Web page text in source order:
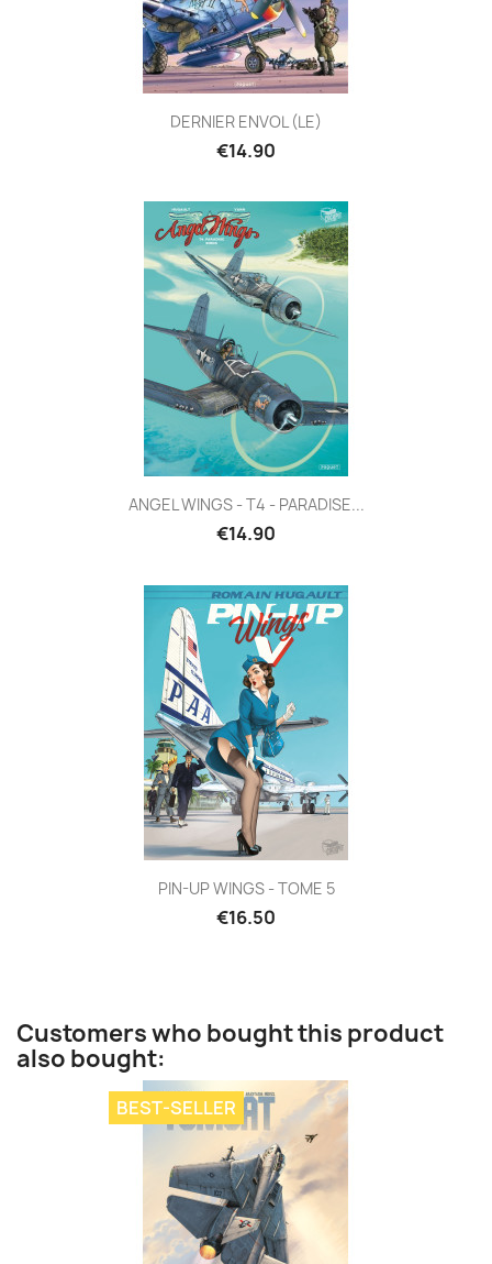
DERNIER ENVOL (LE)
€14.90
ANGEL WINGS - T4 - PARADISE...
€14.90
PIN-UP WINGS - TOME 5
€16.50
Customers who bought this product
also bought:
BEST-SELLER